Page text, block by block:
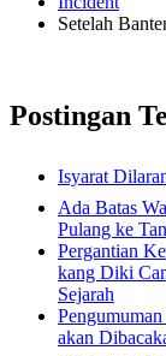
Setelah
Postingan
Ada Batas
Pulang ke
Pergantian
kang Diki
Sejarah
akan